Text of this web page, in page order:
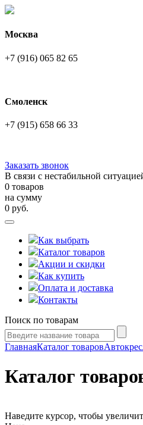
Москва
+7 (916) 065 82 65
Смоленск
+7 (915) 658 66 33
Заказать звонок
В связи с нестабильной
0 товаров
на сумму
0 руб.
Как выбрать
Каталог товаров
Акции и скидки
Как купить
Оплата и доставка
Контакты
Поиск по товарам
ГлавнаяКаталог товаров
Каталог
Наведите курсор, чтобы